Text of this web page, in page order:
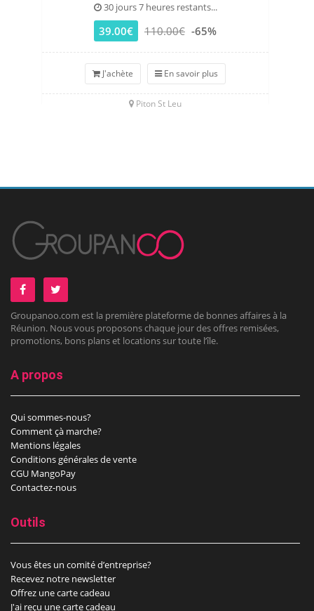
30 jours 7 heures restants...
39.00€ 110.00€ -65%
J'achète En savoir plus
Piton St Leu
Groupanoo.com est la première plateforme de bonnes affaires à la
Réunion. Nous vous proposons chaque jour des offres remisées,
promotions, bons plans et locations sur toute l’île.
A propos
Qui sommes-nous?
Comment çà marche?
Mentions légales
Conditions générales de vente
CGU MangoPay
Contactez-nous
Outils
Vous êtes un comité d’entreprise?
Recevez notre newsletter
Offrez une carte cadeau
J'ai reçu une carte cadeau